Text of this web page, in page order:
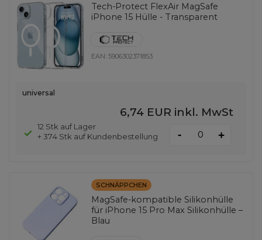
Tech-Protect FlexAir MagSafe
iPhone 15 Hülle - Transparent
EAN: 5906302371853
universal
6,74 EUR inkl. MwSt
12 Stk auf Lager
+ 374 Stk auf Kundenbestellung
- +
SCHNÄPPCHEN
MagSafe-kompatible Silikonhülle
für iPhone 15 Pro Max Silikonhülle –
Blau